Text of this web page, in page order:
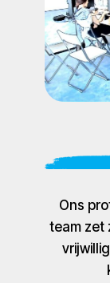
Ons
team zet